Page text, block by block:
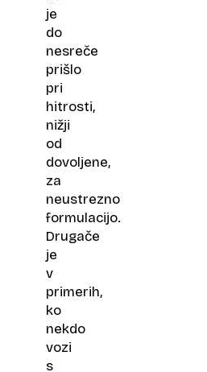
je
do
nesreče
prišlo
pri
hitrosti,
nižji
od
dovoljene,
za
neustrezno
formulacijo.
Drugače
je
v
primerih,
ko
nekdo
vozi
s